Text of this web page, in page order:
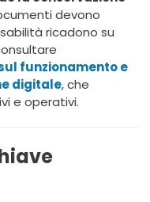
devono
ricadono su
funzionamento e
digitale, che
e operativi.